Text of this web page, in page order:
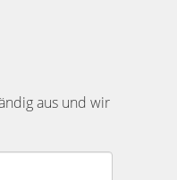
aus und wir